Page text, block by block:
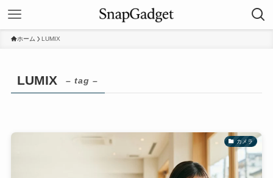
ホーム LUMIX
LUMIX – tag –
カメラ